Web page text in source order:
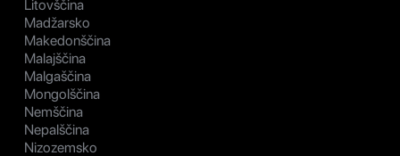
Litovščina
Madžarsko
Makedonščina
Malajščina
Malgaščina
Mongolščina
Nemščina
Nepalščina
Nizozemsko